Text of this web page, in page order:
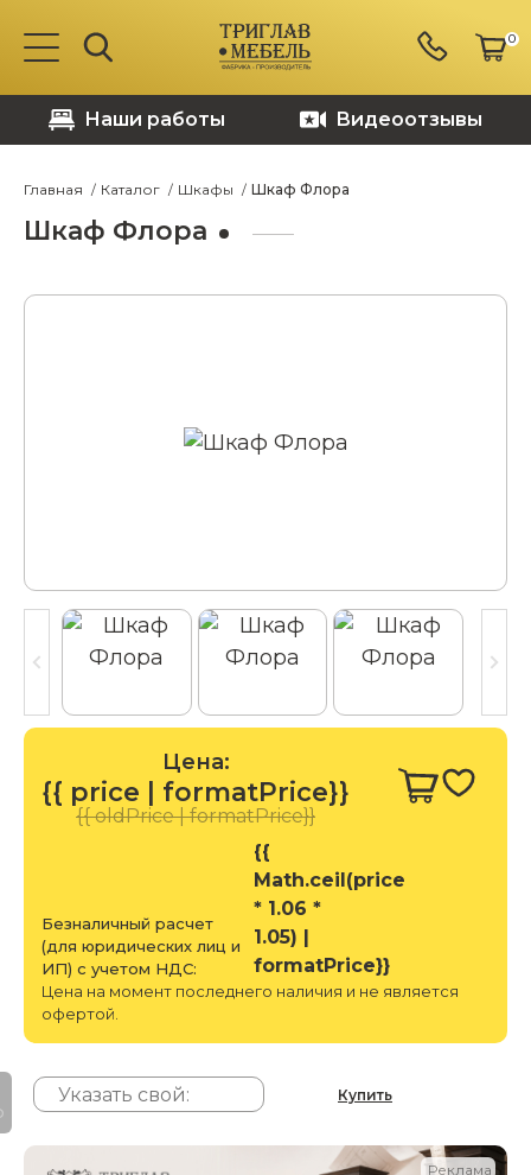
0
Наши работы Видеоотзывы
Главная Каталог Шкафы Шкаф Флора
Шкаф Флора
Цена:
{{ price | formatPrice}}
{{ oldPrice | formatPrice}}
Безналичный расчет
(для юридических лиц и
ИП) с учетом НДС:
{{
Math.ceil(price
* 1.06 *
1.05) |
formatPrice}}
Цена на момент последнего наличия и не является
офертой.
Купить
Реклама